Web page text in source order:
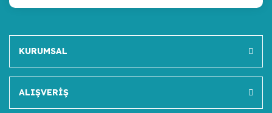
KURUMSAL
ALIŞVERİŞ